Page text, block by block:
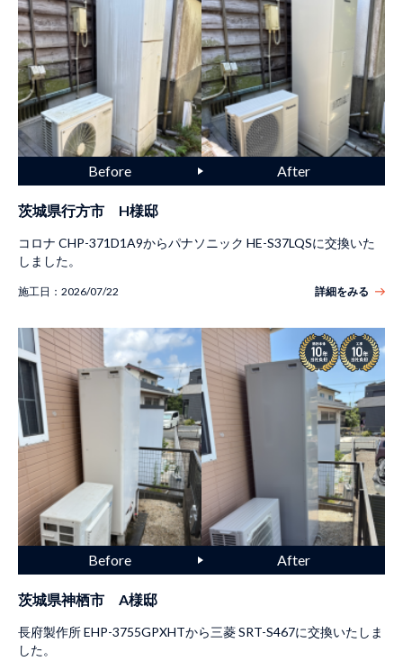
茨城県行方市 H様邸
コロナ CHP-371D1A9からパナソニック HE-S37LQSに交換いた
しました。
施工日： 2026/07/22 詳細をみる
茨城県神栖市 A様邸
長府製作所 EHP-3755GPXHTから三菱 SRT-S467に交換いたしま
した。